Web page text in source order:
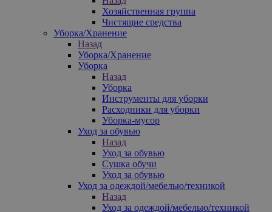
Хозяйственная группа
Чистящие средства
Уборка/Хранение
Назад
Уборка/Хранение
Уборка
Назад
Уборка
Инструменты для уборки
Расходники для уборки
Уборка-мусор
Уход за обувью
Назад
Уход за обувью
Сушка обучи
Уход за обувью
Уход за одеждой/мебелью/техникой
Назад
Уход за одеждой/мебелью/техникой